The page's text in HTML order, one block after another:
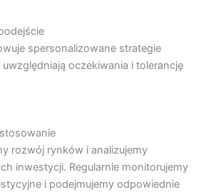
spersonalizowane strategie
oczekiwania i tolerancję
rozwój rynków i analizujemy
inwestycji. Regularnie monitorujemy
i podejmujemy odpowiednie